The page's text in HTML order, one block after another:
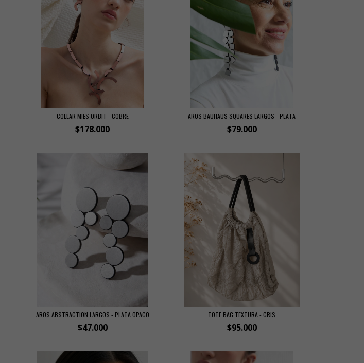
COLLAR MIES ORBIT - COBRE
$178.000
AROS BAUHAUS SQUARES LARGOS - PLATA
$79.000
AROS ABSTRACTION LARGOS - PLATA OPACO
$47.000
TOTE BAG TEXTURA - GRIS
$95.000